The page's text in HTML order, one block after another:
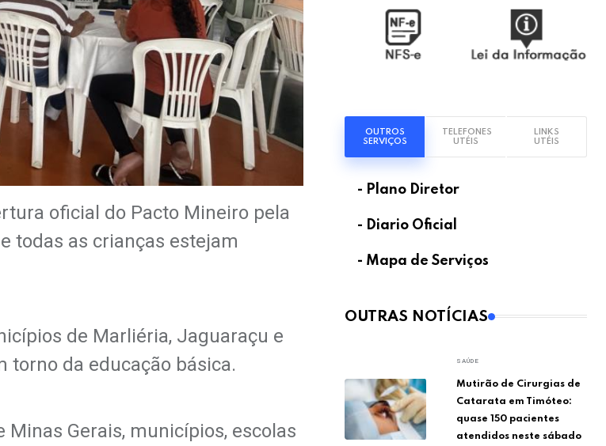
oficial do Pacto Mineiro pela
todas as crianças estejam
de Marliéria, Jaguaraçu e
torno da educação básica.
Gerais, municípios, escolas
OUTROS
SERVIÇOS
TELEFONES
UTÉIS
LINKS
UTÉIS
- Plano Diretor
- Diario Oficial
- Mapa de Serviços
OUTRAS NOTÍCIAS
SAÚDE
Mutirão de Cirurgias de
Catarata em Timóteo:
quase 150 pacientes
atendidos neste sábado